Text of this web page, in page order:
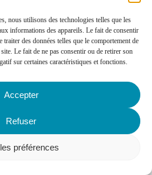
nous utilisons des technologies telles que les
informations des appareils. Le fait de consentir
traiter des données telles que le comportement de
Le fait de ne pas consentir ou de retirer son
sur certaines caractéristiques et fonctions.
Accepter
Refuser
préférences